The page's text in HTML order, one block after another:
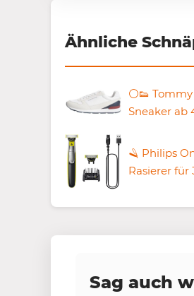
Ähnliche
⚪️👟
Sneaker ab
🪒 Philips
Rasierer für
Sag auch